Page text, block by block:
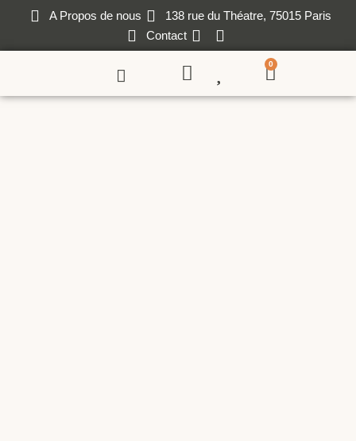
A Propos de nous
138 rue du Théatre, 75015 Paris
Contact
0